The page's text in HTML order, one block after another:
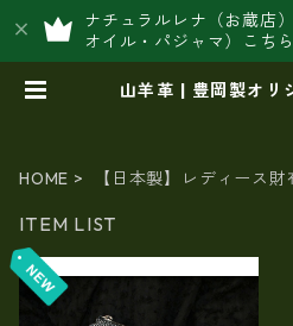
ナチュラルレナ（お蔵店
オイル・パジャマ）こち
山羊革 | 豊岡製オリ
HOME
【日本製】レディース財
ITEM LIST